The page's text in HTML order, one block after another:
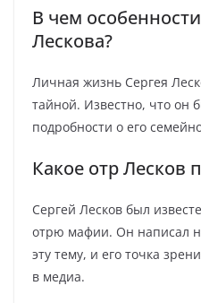
В чем
Лескова?
Личная жизнь Сергея
тайной. Известно, что он
подробности о его
Какое отр Лесков
Сергей Лесков был
отрю мафии. Он написал
эту тему, и его точка
в медиа.